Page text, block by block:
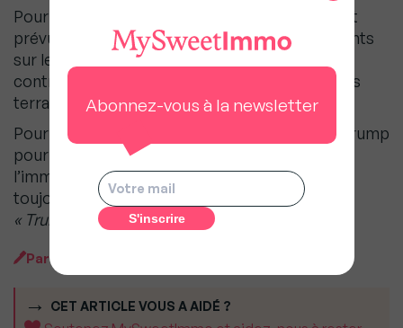
Pour pallier la pénurie de biens, il est également
prévu qu’il encourage la production de logements
sur le marché américain en réduisant les
contraintes de construction et d’attribution des
terrains.
Pour toutes ces raisons, l’élection de Donald Trump
pourrait être favorable pour le marché de
l’immobilier français ou américain, et restera
toujours un investissement sur lequel on ne se
« Trumpera »
pas.
Par
CET ARTICLE VOUS A AIDÉ ?
Abonnez-vous à la newsletter